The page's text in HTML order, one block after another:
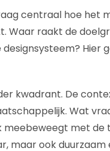
centraal hoe het
Waar raakt de
Hier
kwadrant. De
Wat
met de
maar ook